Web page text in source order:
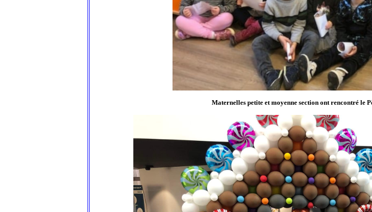
Maternelles petite et moyenne section ont rencontré le